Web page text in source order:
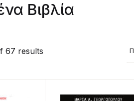
Βιβλία
67 results